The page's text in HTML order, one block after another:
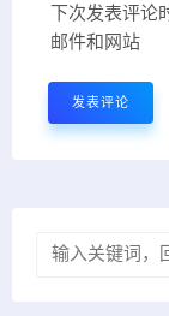
下次发表评
邮件和网站